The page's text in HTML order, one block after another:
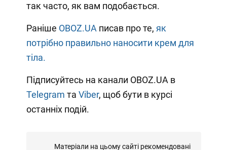
так часто, як вам подобається.
Раніше OBOZ.UA писав про те, як
потрібно правильно наносити крем для
тіла.
Підписуйтесь на канали OBOZ.UA в
Telegram та Viber, щоб бути в курсі
останніх подій.
Матеріали на цьому сайті рекомендовані